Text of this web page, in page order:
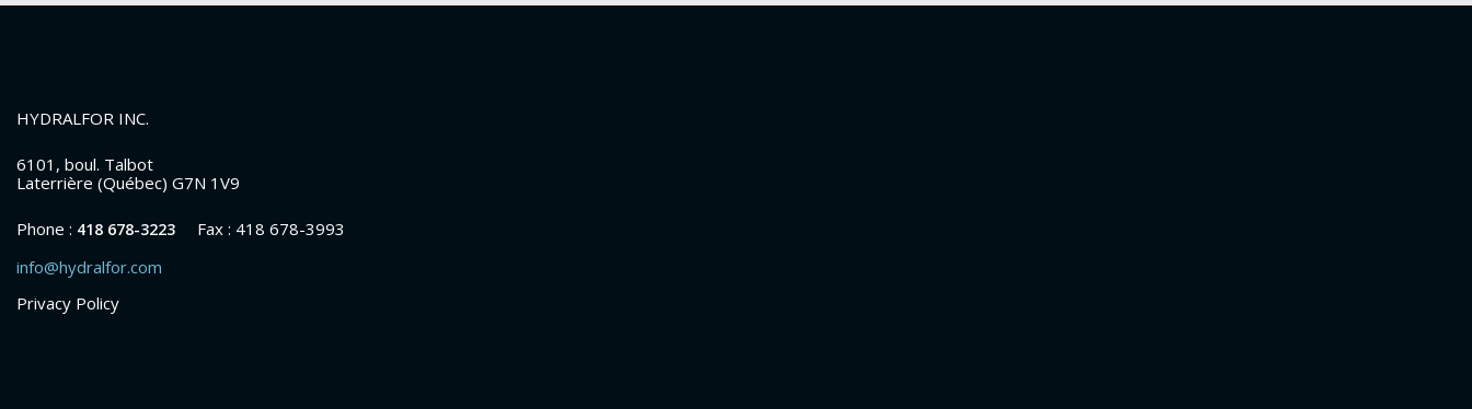
HYDRALFOR INC.
6101, boul. Talbot
Laterrière (Québec) G7N 1V9
Phone : 418 678-3223
Fax : 418 678-3993
info@hydralfor.com
Privacy Policy